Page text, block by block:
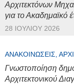
Αρχιτεκτόνων
για το Ακαδημαϊκό
28 ΙΟΥΛΊΟΥ 2026
ΑΝΑΚΟΙΝΏΣΕΙΣ,
Γνωστοποίηση
Αρχιτεκτονικού